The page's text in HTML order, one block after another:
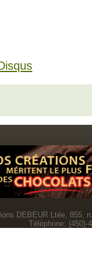
DEBEUR Ltée, 855,
Téléphone: (450)-